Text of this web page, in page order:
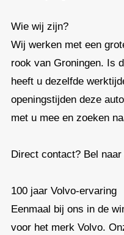
Wie wij zijn?
Wij werken met een
rook van Groningen. Is
heeft u dezelfde
openingstijden deze
met u mee en zoeken
Direct contact? Bel naar
100 jaar Volvo-ervaring
Eenmaal bij ons in de
voor het merk Volvo.